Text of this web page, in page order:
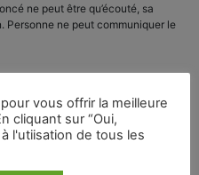
ne peut être qu’écouté, sa
Personne ne peut communiquer le
vous offrir la meilleure
cliquant sur “Oui,
l'utiisation de tous les